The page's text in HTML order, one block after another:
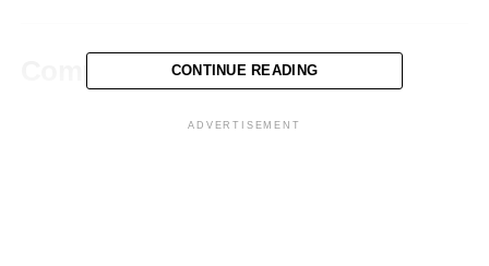
Comparte esto:CONTINUE READING
ADVERTISEMENT